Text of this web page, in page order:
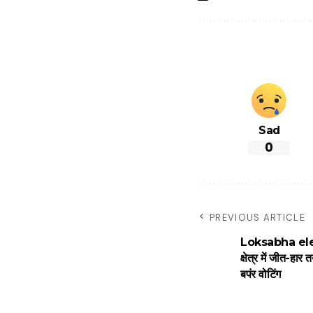
Sad
0
PREVIOUS ARTICLE
Loksabha
क्षेत्र में जीत-हार
बपंर वोटिंग